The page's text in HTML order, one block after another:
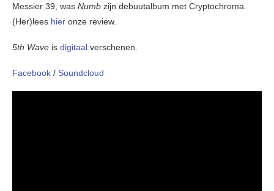
Messier 39, was Numb zijn debuutalbum met Cryptochroma.
(Her)lees hier onze review.
5th Wave is digitaal verschenen.
Facebook / Soundcloud